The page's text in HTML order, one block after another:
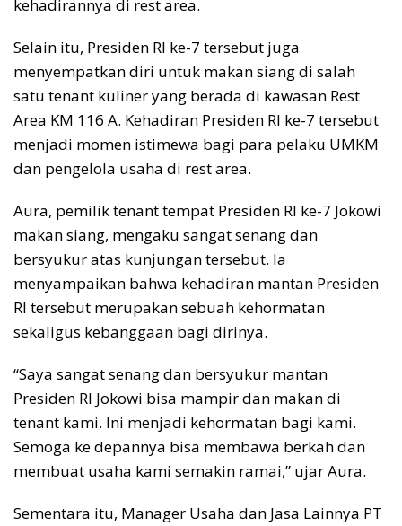
kehadirannya di rest area.
Selain itu, Presiden RI ke-7 tersebut juga
menyempatkan diri untuk makan siang di salah
satu tenant kuliner yang berada di kawasan Rest
Area KM 116 A. Kehadiran Presiden RI ke-7 tersebut
menjadi momen istimewa bagi para pelaku UMKM
dan pengelola usaha di rest area.
Aura, pemilik tenant tempat Presiden RI ke-7 Jokowi
makan siang, mengaku sangat senang dan
bersyukur atas kunjungan tersebut. Ia
menyampaikan bahwa kehadiran mantan Presiden
RI tersebut merupakan sebuah kehormatan
sekaligus kebanggaan bagi dirinya.
“Saya sangat senang dan bersyukur mantan
Presiden RI Jokowi bisa mampir dan makan di
tenant kami. Ini menjadi kehormatan bagi kami.
Semoga ke depannya bisa membawa berkah dan
membuat usaha kami semakin ramai,” ujar Aura.
Sementara itu, Manager Usaha dan Jasa Lainnya PT